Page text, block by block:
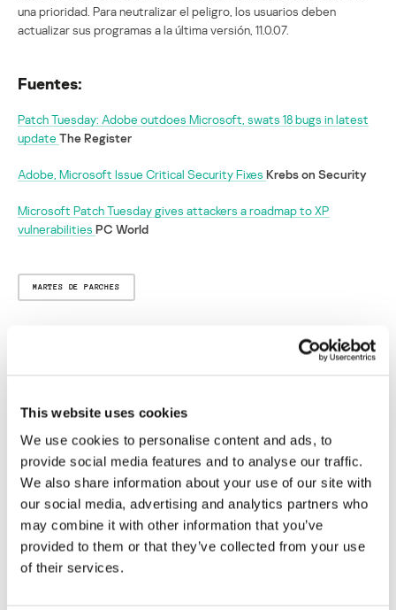
This website uses cookies
We use cookies to personalise content and ads, to
provide social media features and to analyse our traffic.
We also share information about your use of our site with
our social media, advertising and analytics partners who
may combine it with other information that you’ve
provided to them or that they’ve collected from your use
of their services.
una prioridad. Para neutralizar el peligro, los usuarios deben
actualizar sus programas a la última versión, 11.0.07.
Fuentes:
Patch Tuesday: Adobe outdoes Microsoft, swats 18 bugs in latest
update The Register
Adobe, Microsoft Issue Critical Security Fixes Krebs on Security
Microsoft Patch Tuesday gives attackers a roadmap to XP
vulnerabilities PC World
MARTES DE PARCHES
Su dirección de correo electrónico no será publicada.
campos obligatorios están marcados con*
Nombre*